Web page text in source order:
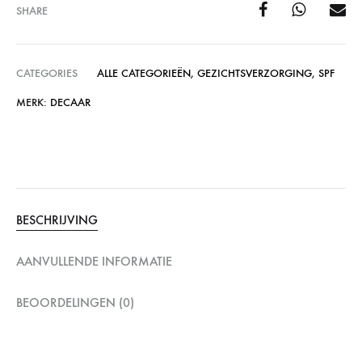
SHARE
CATEGORIES ALLE CATEGORIEËN, GEZICHTSVERZORGING, SPF
MERK: DECAAR
BESCHRIJVING
AANVULLENDE INFORMATIE
BEOORDELINGEN (0)